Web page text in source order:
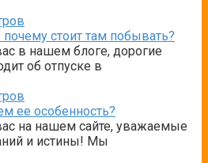
стоит там побывать?
в нашем блоге, дорогие
об отпуске в
ее особенность?
на нашем сайте, уважаемые
и истины! Мы